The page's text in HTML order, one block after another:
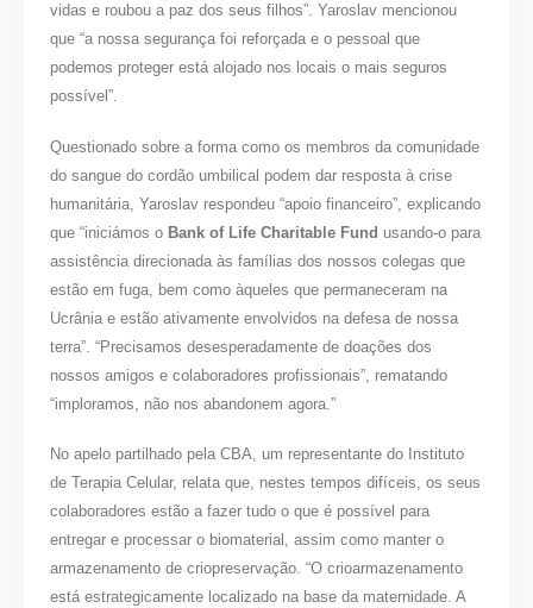
vidas e roubou a paz dos seus filhos”. Yaroslav mencionou
que “a nossa segurança foi reforçada e o pessoal que
podemos proteger está alojado nos locais o mais seguros
possível”.
Questionado sobre a forma como os membros da comunidade
do sangue do cordão umbilical podem dar resposta à crise
humanitária, Yaroslav respondeu “apoio financeiro”, explicando
que “iniciámos o Bank of Life Charitable Fund usando-o para
assistência direcionada às famílias dos nossos colegas que
estão em fuga, bem como àqueles que permaneceram na
Ucrânia e estão ativamente envolvidos na defesa de nossa
terra”. “Precisamos desesperadamente de doações dos
nossos amigos e colaboradores profissionais”, rematando
“imploramos, não nos abandonem agora.”
No apelo partilhado pela CBA, um representante do Instituto
de Terapia Celular, relata que, nestes tempos difíceis, os seus
colaboradores estão a fazer tudo o que é possível para
entregar e processar o biomaterial, assim como manter o
armazenamento de criopreservação. “O crioarmazenamento
está estrategicamente localizado na base da maternidade. A